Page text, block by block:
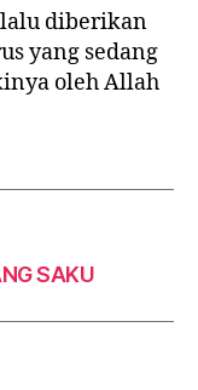
diberikan
yang sedang
oleh Allah
SAKU